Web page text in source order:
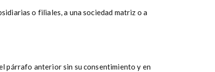
o filiales, a una sociedad matriz o a
párrafo anterior sin su consentimiento y en